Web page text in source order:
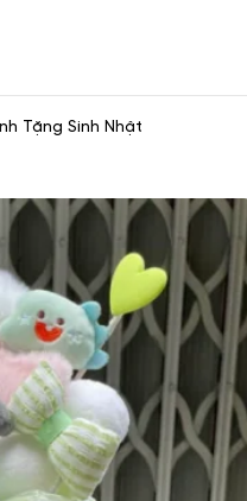
Tặng Sinh Nhật